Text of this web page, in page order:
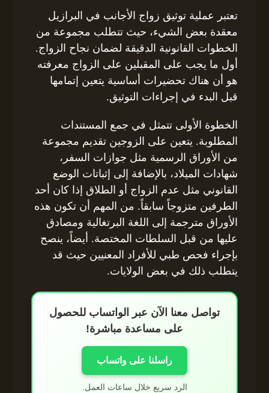
تعتبر عملية توثيق زواج الأجانب في البرازيل
معقدة بعض الشيء، حيث تتطلب مجموعة من
الخطوات القانونية الدقيقة لضمان نجاح الزواج.
أول ما يجب على المقبلين على الزواج معرفته
هو أن هناك تحضيرات أساسية يتعين إتمامها
قبل البدء في إجراءات التوثيق.
الخطوة الأولى تتمثل في جمع المستندات
المطلوبة. يتعين على الزوجين تقديم مجموعة
من الأوراق الرسمية مثل جوازات السفر،
شهادات الميلاد، بالإضافة إلى إثباتات الوضع
القانوني مثل عدم الزواج أو الطلاق إذا كان أحد
الطرفين متزوجاً سابقاً. من المهم أن تكون هذه
الأوراق مترجمة إلى اللغة البرتغالية ومصادق
عليها من قبل السلطات المختصة. أيضاً، ينصح
بإجراء فحص طبي للأفراد المعنيين حيث قد
يتطلب ذلك في بعض الولايات.
تواصل معنا الآن عبر الواتساب للحصول
على مساعدة مباشرة!
راسلنا على واتساب
الرد سريع خلال ساعات العمل.